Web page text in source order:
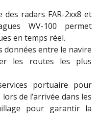
radars FAR-2xx8 et
WV-100 permet
en temps réel.
données entre le navire
les routes les plus
portuaire pour
de l’arrivée dans les
pour garantir la